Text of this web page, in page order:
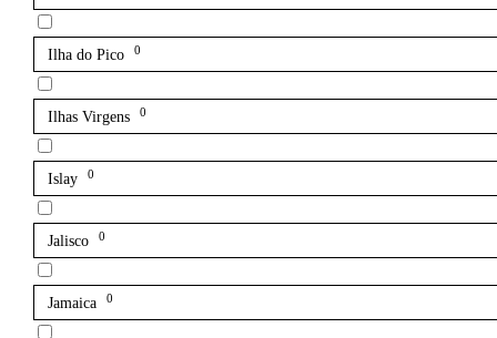
Ilha do Pico 0
Ilhas Virgens 0
Islay 0
Jalisco 0
Jamaica 0